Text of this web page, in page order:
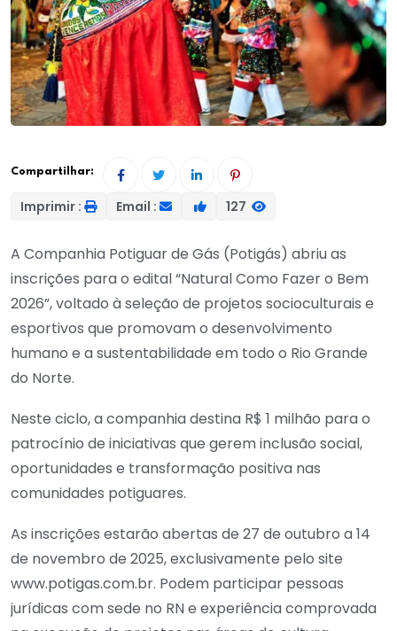
Compartilhar:
Imprimir : Email : 127
A Companhia Potiguar de Gás (Potigás) abriu as
inscrições para o edital “Natural Como Fazer o Bem
2026”, voltado à seleção de projetos socioculturais e
esportivos que promovam o desenvolvimento
humano e a sustentabilidade em todo o Rio Grande
do Norte.
Neste ciclo, a companhia destina R$ 1 milhão para o
patrocínio de iniciativas que gerem inclusão social,
oportunidades e transformação positiva nas
comunidades potiguares.
As inscrições estarão abertas de 27 de outubro a 14
de novembro de 2025, exclusivamente pelo site
www.potigas.com.br. Podem participar pessoas
jurídicas com sede no RN e experiência comprovada